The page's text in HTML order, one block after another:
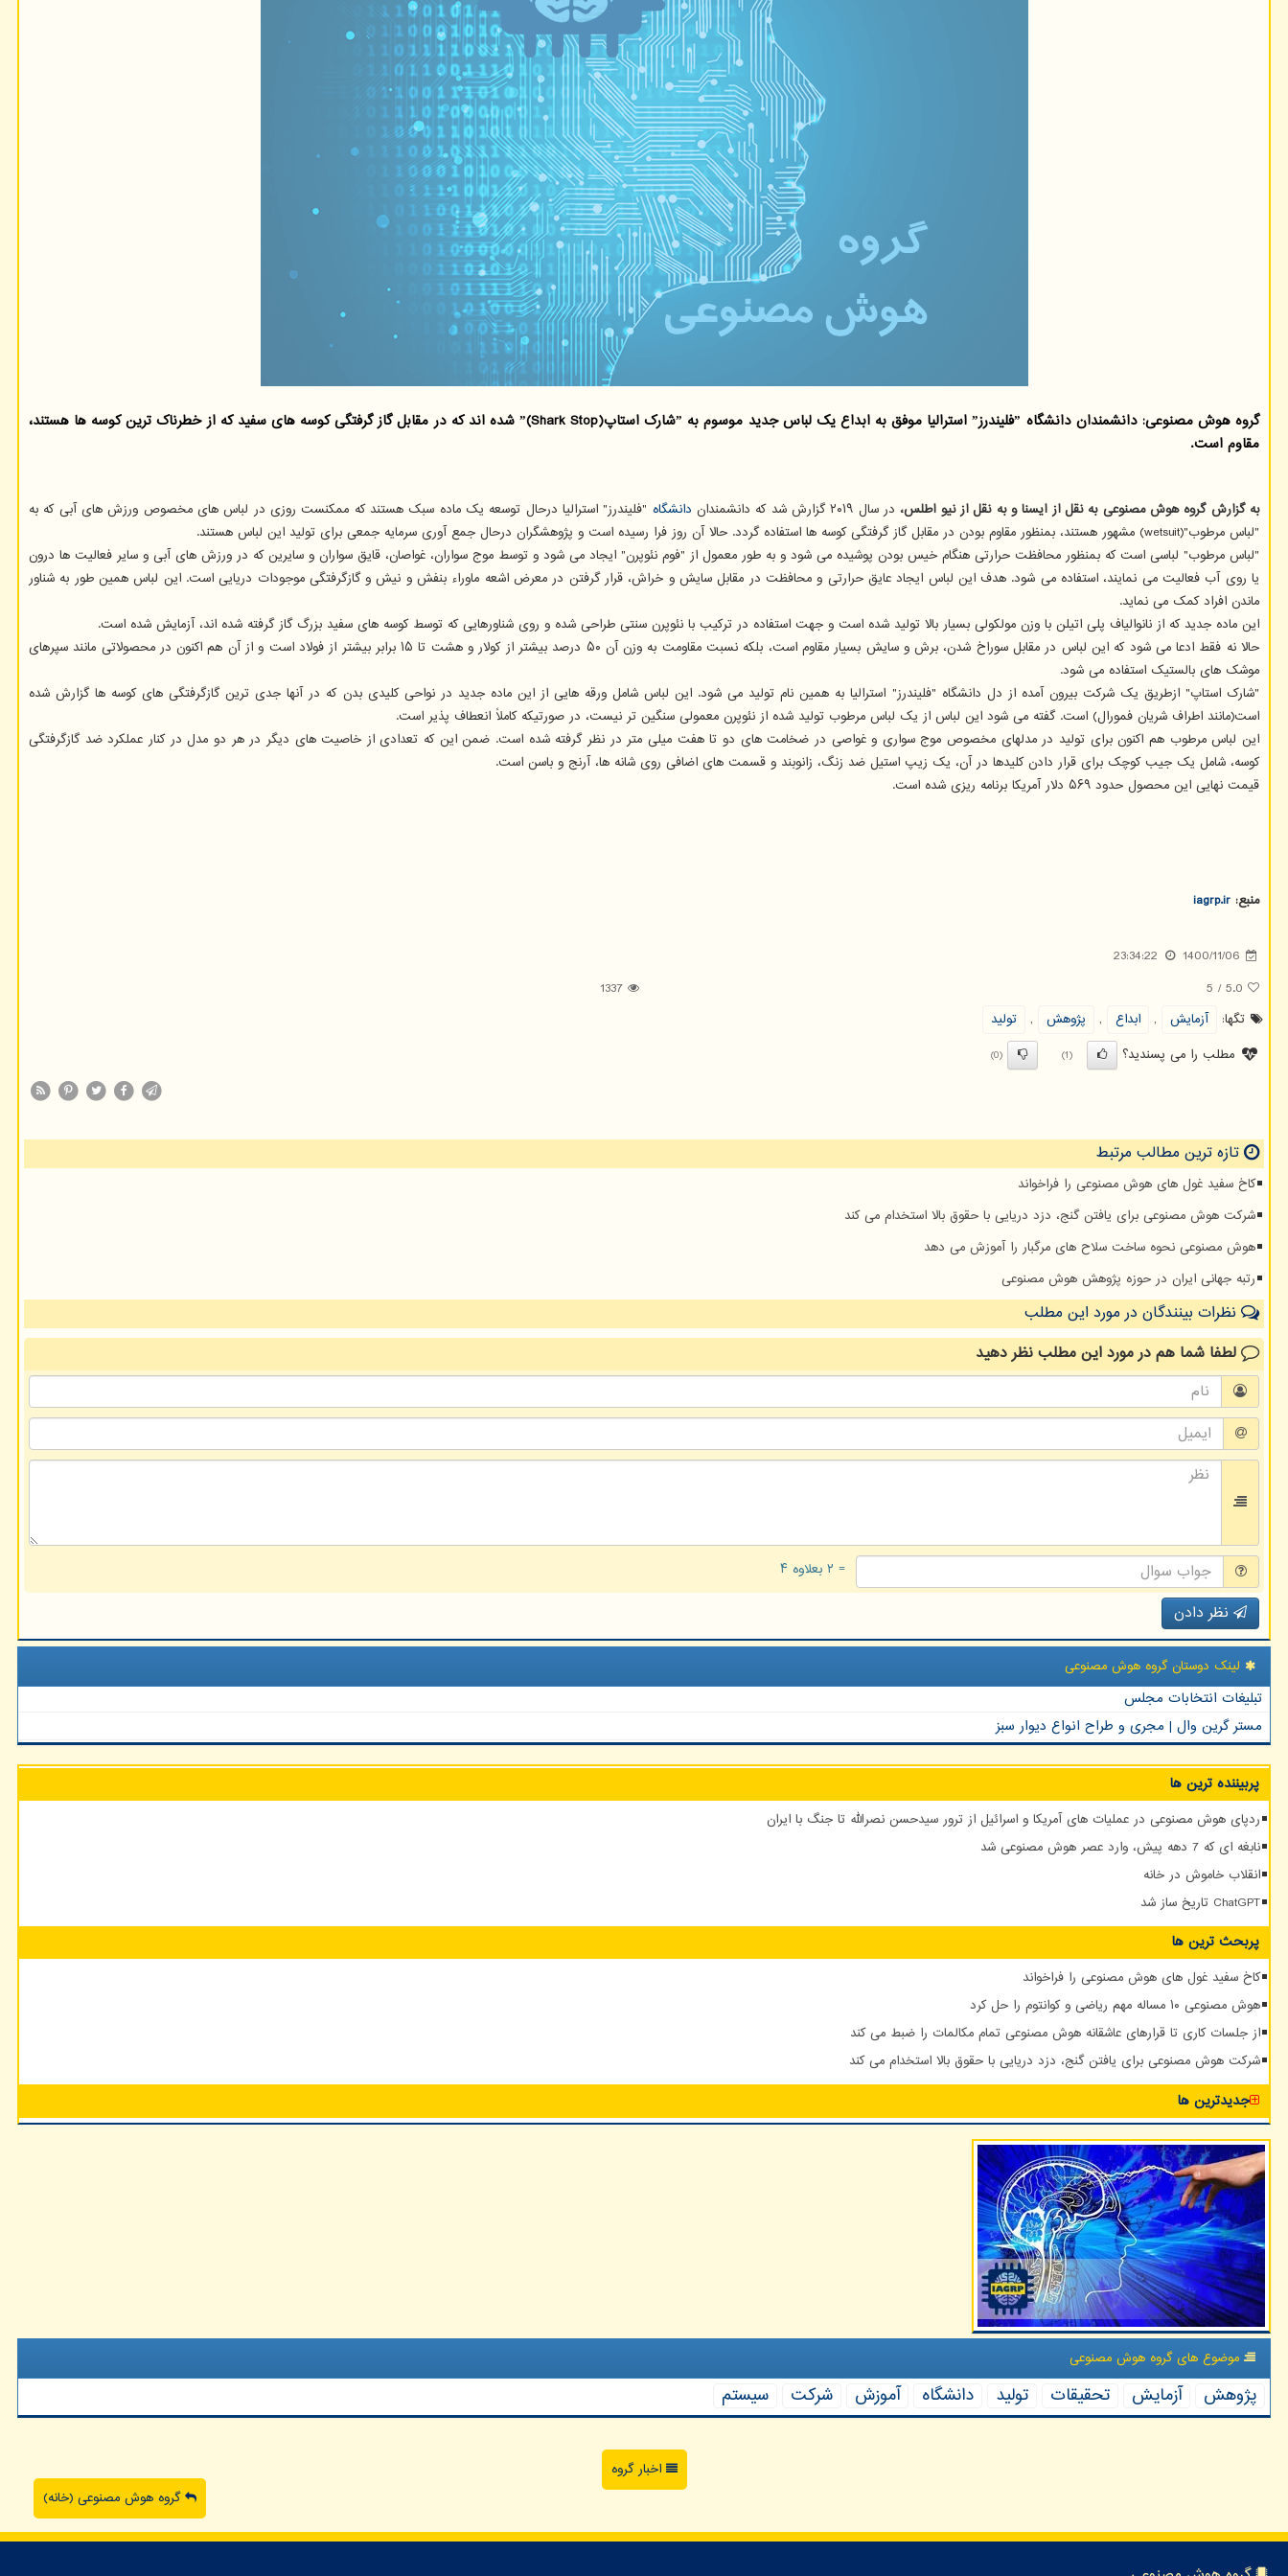
گروه هوش مصنوعی: دانشمندان دانشگاه ˮفلیندرزˮ استرالیا موفق به ابداع یک لباس جدید موسوم به ˮشارک استاپˮ(Shark Stop) شده اند که در مقابل گاز گرفتگی کوسه های سفید که از خطرناک ترین کوسه ها هستند،
مقاوم است.
به گزارش گروه هوش مصنوعی به نقل از ایسنا و به نقل از نیو اطلس، در سال ۲۰۱۹ گزارش شد که دانشمندان دانشگاه "فلیندرز" استرالیا درحال توسعه یک ماده سبک هستند که ممکنست روزی در لباس های مخصوص ورزش های آبی که به
"لباس مرطوب"(wetsuit) مشهور هستند، بمنظور مقاوم بودن در مقابل گاز گرفتگی کوسه ها استفاده گردد. حالا آن روز فرا رسیده است و پژوهشگران درحال جمع آوری سرمایه جمعی برای تولید این لباس هستند.
"لباس مرطوب" لباسی است که بمنظور محافظت حرارتی هنگام خیس بودن پوشیده می شود و به طور معمول از "فوم نئوپرن" ایجاد می شود و توسط موج سواران، غواصان، قایق سواران و سایرین که در ورزش های آبی و سایر فعالیت ها درون
یا روی آب فعالیت می نمایند، استفاده می شود. هدف این لباس ایجاد عایق حرارتی و محافظت در مقابل سایش و خراش، قرار گرفتن در معرض اشعه ماوراء بنفش و نیش و گازگرفتگی موجودات دریایی است. این لباس همین طور به شناور
ماندن افراد کمک می نماید.
این ماده جدید که از نانوالیاف پلی اتیلن با وزن مولکولی بسیار بالا تولید شده است و جهت استفاده در ترکیب با نئوپرن سنتی طراحی شده و روی شناورهایی که توسط کوسه های سفید بزرگ گاز گرفته شده اند، آزمایش شده است.
حالا نه فقط ادعا می شود که این لباس در مقابل سوراخ شدن، برش و سایش بسیار مقاوم است، بلکه نسبت مقاومت به وزن آن ۵۰ درصد بیشتر از کولار و هشت تا ۱۵ برابر بیشتر از فولاد است و از آن هم اکنون در محصولاتی مانند سپرهای
موشک های بالستیک استفاده می شود.
"شارک استاپ" ازطریق یک شرکت بیرون آمده از دل دانشگاه "فلیندرز" استرالیا به همین نام تولید می شود. این لباس شامل ورقه هایی از این ماده جدید در نواحی کلیدی بدن که در آنها جدی ترین گازگرفتگی های کوسه ها گزارش شده
است(مانند اطراف شریان فمورال) است. گفته می شود این لباس از یک لباس مرطوب تولید شده از نئوپرن معمولی سنگین تر نیست، در صورتیکه کاملاً انعطاف پذیر است.
این لباس مرطوب هم اکنون برای تولید در مدلهای مخصوص موج سواری و غواصی در ضخامت های دو تا هفت میلی متر در نظر گرفته شده است. ضمن این که تعدادی از خاصیت های دیگر در هر دو مدل در کنار عملکرد ضد گازگرفتگی
کوسه، شامل یک جیب کوچک برای قرار دادن کلیدها در آن، یک زیپ استیل ضد زنگ، زانوبند و قسمت های اضافی روی شانه ها، آرنج و باسن است.
قیمت نهایی این محصول حدود ۵۶۹ دلار آمریکا برنامه ریزی شده است.
منبع: iagrp.ir
1400/11/06
23:34:22
5.0
/
5
1337
تگها:
آزمایش , ابداع , پژوهش ,
تولید
مطلب را می پسندید؟
(1)
(0)
تازه ترین مطالب مرتبط
کاخ سفید غول های هوش مصنوعی را فراخواند
شرکت هوش مصنوعی برای یافتن گنج، دزد دریایی با حقوق بالا استخدام می کند
هوش مصنوعی نحوه ساخت سلاح های مرگبار را آموزش می دهد
رتبه جهانی ایران در حوزه پژوهش هوش مصنوعی
نظرات بینندگان در مورد این مطلب
لطفا شما همدر مورد این مطلبنظر دهید
= ۲ بعلاوه ۴
نظر دادن
لینک دوستان گروه هوش مصنوعی
تبلیغات انتخابات مجلس
مستر گرین وال | مجری و طراح انواع دیوار سبز
پربیننده ترین ها
ردپای هوش مصنوعی در عملیات های آمریکا و اسرائیل از ترور سیدحسن نصرالله تا جنگ با ایران
نابغه ای که 7 دهه پیش، وارد عصر هوش مصنوعی شد
انقلاب خاموش در خانه
ChatGPT تاریخ ساز شد
پربحث ترین ها
کاخ سفید غول های هوش مصنوعی را فراخواند
هوش مصنوعی ۱۰ مساله مهم ریاضی و کوانتوم را حل کرد
از جلسات کاری تا قرارهای عاشقانه هوش مصنوعی تمام مکالمات را ضبط می کند
شرکت هوش مصنوعی برای یافتن گنج، دزد دریایی با حقوق بالا استخدام می کند
جدیدترین ها
موضوع های گروه هوش مصنوعی
پژوهش آزمایش تحقیقات تولید دانشگاه آموزش شركت سیستم
اخبار گروه
گروه هوش مصنوعی (خانه)